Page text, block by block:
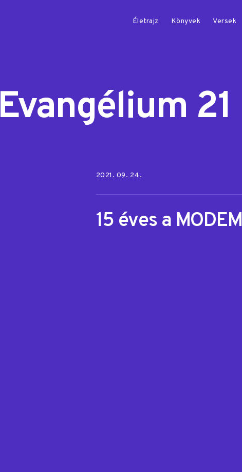
Életrajz Könyvek Versek
Evangélium 21
Posted on:
2021. 09. 24.
15 éves a MODEM